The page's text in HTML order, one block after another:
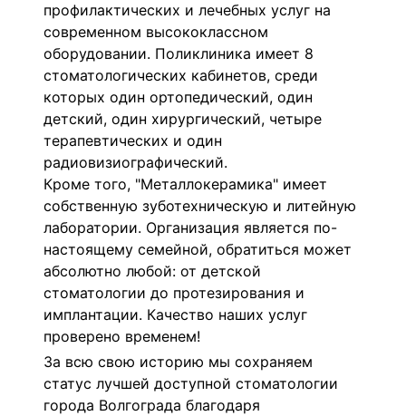
профилактических и лечебных услуг на
современном высококлассном
оборудовании. Поликлиника имеет 8
стоматологических кабинетов, среди
которых один ортопедический, один
детский, один хирургический, четыре
терапевтических и один
радиовизиографический.
Кроме того, "Металлокерамика" имеет
собственную зуботехническую и литейную
лаборатории. Организация является по-
настоящему семейной, обратиться может
абсолютно любой: от детской
стоматологии до протезирования и
имплантации. Качество наших услуг
проверено временем!
За всю свою историю мы сохраняем
статус лучшей доступной стоматологии
города Волгограда благодаря